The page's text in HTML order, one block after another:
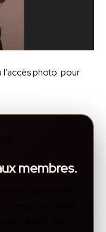
photo: pour
membres.
galeries et
Crée un compte
ou